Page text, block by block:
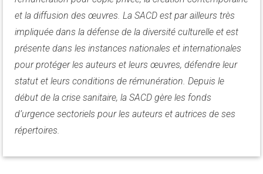
et la diffusion des œuvres. La SACD est par ailleurs très
impliquée dans la défense de la diversité culturelle et est
présente dans les instances nationales et internationales
pour protéger les auteurs et leurs œuvres, défendre leur
statut et leurs conditions de rémunération. Depuis le
début de la crise sanitaire, la SACD gère les fonds
d’urgence sectoriels pour les auteurs et autrices de ses
répertoires.